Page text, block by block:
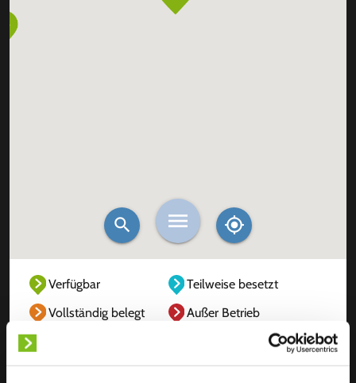
Verfügbar
Teilweise besetzt
Vollständig belegt
Außer Betrieb